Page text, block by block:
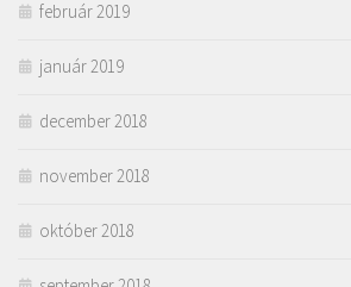
február 2019
január 2019
december 2018
november 2018
október 2018